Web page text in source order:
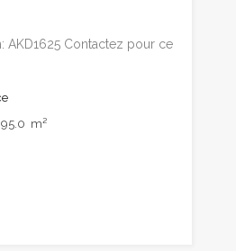
AKD1625 Contactez pour ce
95.0 m²